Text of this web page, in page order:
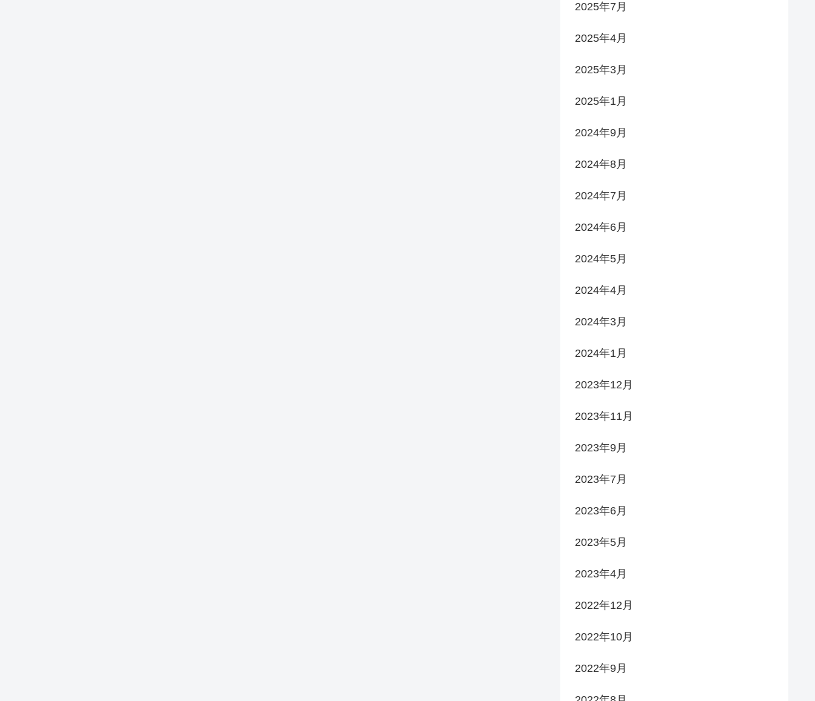
2025年7月
2025年4月
2025年3月
2025年1月
2024年9月
2024年8月
2024年7月
2024年6月
2024年5月
2024年4月
2024年3月
2024年1月
2023年12月
2023年11月
2023年9月
2023年7月
2023年6月
2023年5月
2023年4月
2022年12月
2022年10月
2022年9月